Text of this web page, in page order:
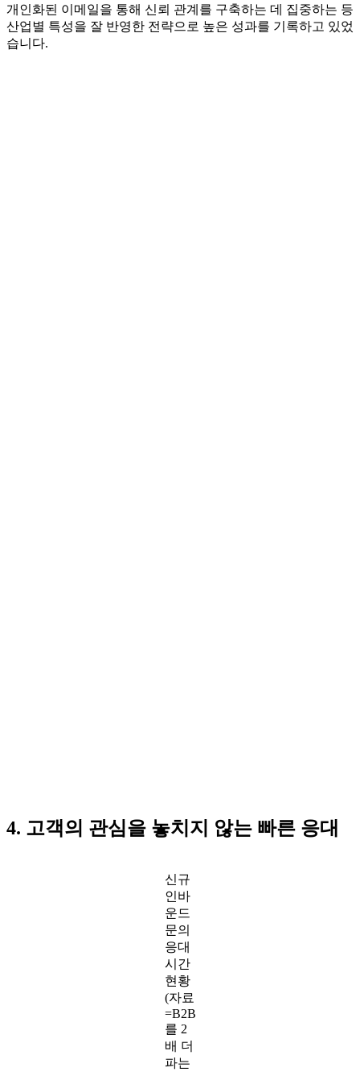
개인화된 이메일을 통해 신뢰 관계를 구축하는 데 집중하는 등
산업별 특성을 잘 반영한 전략으로 높은 성과를 기록하고 있었
습니다.
4. 고객의 관심을 놓치지 않는 빠른 응대
신규
인바
운드
문의
응대
시간
현황
(자료
=B2B
를 2
배 더
파는